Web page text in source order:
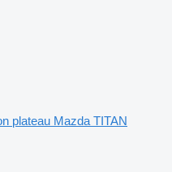
plateau Mazda TITAN